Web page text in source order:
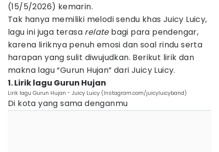
(15/5/2026) kemarin.
Tak hanya memiliki melodi sendu khas Juicy Luicy,
lagu ini juga terasa relatebagi para pendengar,
karena liriknya penuh emosi dan soal rindu serta
harapan yang sulit diwujudkan. Berikut lirik dan
makna lagu “Gurun Hujan” dari Juicy Luicy.
1. Lirik lagu Gurun Hujan
Lirik lagu Gurun Hujan - Juicy Luicy (Instagram.com/juicyluicyband)
Di kota yang sama denganmu